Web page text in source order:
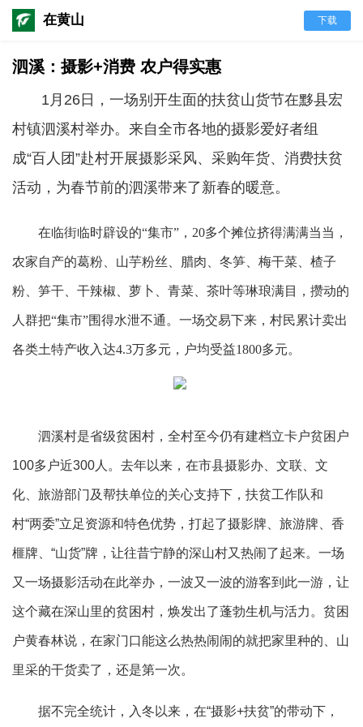
在黄山 下载
泗溪：摄影+消费 农户得实惠
1月26日，一场别开生面的扶贫山货节在黟县宏
村镇泗溪村举办。来自全市各地的摄影爱好者组
成“百人团”赴村开展摄影采风、采购年货、消费扶贫
活动，为春节前的泗溪带来了新春的暖意。
在临街临时辟设的“集市”，20多个摊位挤得满满当当，
农家自产的葛粉、山芋粉丝、腊肉、冬笋、梅干菜、楂子
粉、笋干、干辣椒、萝卜、青菜、茶叶等琳琅满目，攒动的
人群把“集市”围得水泄不通。一场交易下来，村民累计卖出
各类土特产收入达4.3万多元，户均受益1800多元。
泗溪村是省级贫困村，全村至今仍有建档立卡户贫困户
100多户近300人。去年以来，在市县摄影办、文联、文
化、旅游部门及帮扶单位的关心支持下，扶贫工作队和
村“两委”立足资源和特色优势，打起了摄影牌、旅游牌、香
榧牌、“山货”牌，让往昔宁静的深山村又热闹了起来。一场
又一场摄影活动在此举办，一波又一波的游客到此一游，让
这个藏在深山里的贫困村，焕发出了蓬勃生机与活力。贫困
户黄春林说，在家门口能这么热热闹闹的就把家里种的、山
里采的干货卖了，还是第一次。
据不完全统计，入冬以来，在“摄影+扶贫”的带动下，